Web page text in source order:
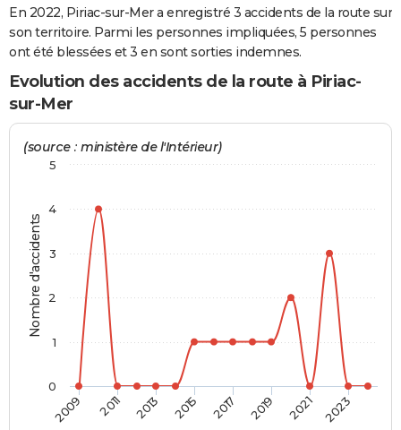
Destinations
City break
Voyage nature
Voyage de noces
Forum
Climat
+
GUIDES D'ACHAT
Carte de Noël
Carte Bonne année
Carte Saint-Valentin
Carte Pâques
Carte d'anniversaire
DICTIONNAIRE
PROGRAMME TV
COPAINS D'AVANT
S'inscrire
Se connecter
Lycées
Collèges
Primaires
Universités
Entreprises
Service militaire
Avis de recherche
AVIS DE DÉCÈS
FORUM
Bricolage
Culture
Television
Voyage
En 2022, Piriac-sur-Mer a enregistré 3 accidents de la route sur
son territoire. Parmi les personnes impliquées, 5 personnes
ont été blessées et 3 en sont sorties indemnes.
Evolution des accidents de la route à Piriac-
sur-Mer
Nombre d'accidents
(source : ministère de l'Intérieur)
2009 2011 2013 2015 2017 2019 2021 2023
0
1
2
3
4
5